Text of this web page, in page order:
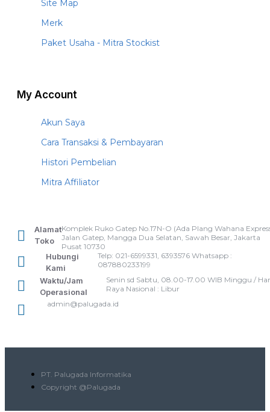
Site Map
Merk
Paket Usaha - Mitra Stockist
My Account
Akun Saya
Cara Transaksi & Pembayaran
Histori Pembelian
Mitra Affiliator
Alamat
Toko
Komplek Ruko Gatep No.17N-O (Ada Plang Wahana
Jalan Gatep, Mangga Dua Selatan, Sawah Besar, Jakarta
Pusat 10730
Hubungi
Kami
Telp: 021-6599331, 6393576 Whatsapp :
087880233199
Waktu/Jam
Operasional
Senin sd Sabtu, 08.00-17.00 WIB Minggu /
Raya Nasional : Libur
admin@palugada.id
PT. Palugada Informatika
Copyright @Palugada